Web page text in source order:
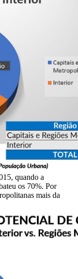
quando a
os 70%. Por
mais da